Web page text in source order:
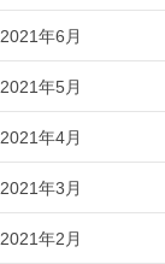
2021年6月
2021年5月
2021年4月
2021年3月
2021年2月